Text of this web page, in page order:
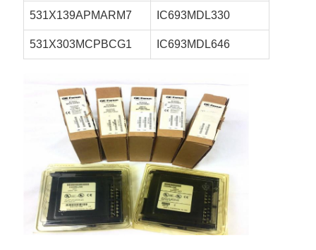
531X139APMARM7 IC693MDL330
531X303MCPBCG1 IC693MDL646